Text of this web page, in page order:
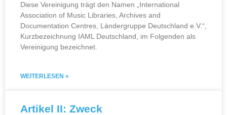
Diese Vereinigung trägt den Namen „International
Association of Music Libraries, Archives and
Documentation Centres, Ländergruppe Deutschland e.V.“,
Kurzbezeichnung IAML Deutschland, im Folgenden als
Vereinigung bezeichnet.
WEITERLESEN »
Artikel II: Zweck